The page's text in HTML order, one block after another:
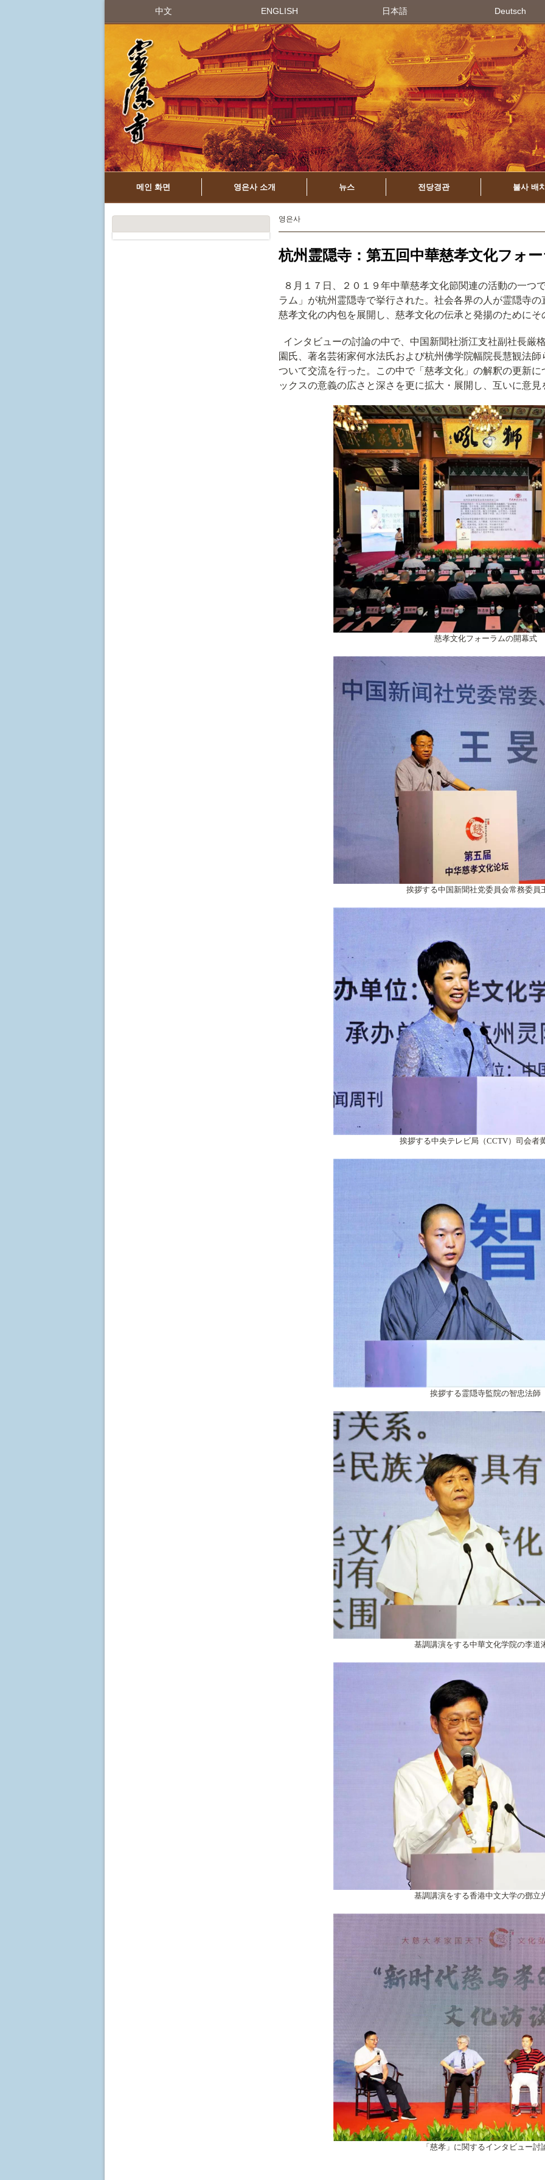
中文 ENGLISH 日本語 Deutsch
메인 화면 영은사 소개 뉴스 전당경관 불사 배
영은사
杭州霊隠寺：第五回中華慈孝文化フォ
８月１７日、２０１９年中華慈孝文化節関連の活動の一つ
ラム」が杭州霊隠寺で挙行された。社会各界の人が霊隠寺
慈孝文化の内包を展開し、慈孝文化の伝承と発揚のためにそ
インタビューの討論の中で、中国新聞社浙江支社副社長厳
園氏、著名芸術家何水法氏および杭州佛学院幅院長慧観法
ついて交流を行った。この中で「慈孝文化」の解釈の更新
ックスの意義の広さと深さを更に拡大・展開し、互いに意見
慈孝文化フォーラムの開幕式
挨拶する中国新聞社党委員会常務委員
挨拶する中央テレビ局（CCTV）司会者
挨拶する霊隠寺監院の智忠法師
基調講演をする中華文化学院の李道
基調講演をする香港中文大学の鄧立
「慈孝」に関するインタビュー討